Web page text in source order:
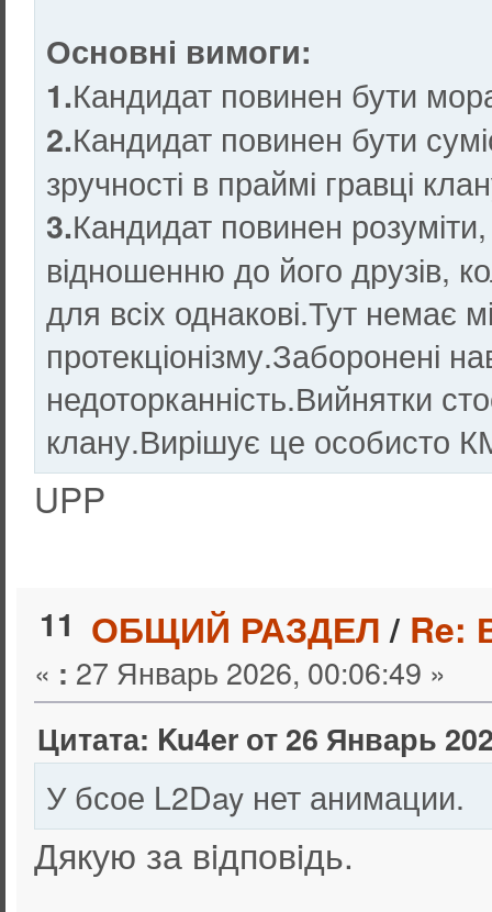
Основні вимоги:
1.Кандидат повинен бути
2.Кандидат повинен бути
зручності в праймі гравці
3.Кандидат повинен
відношенню до його друзів,
для всіх однакові.Тут немає
протекціонізму.Заборонені
недоторканність.Вийнятки
клану.Вирішує це особисто
UPP
11 ОБЩИЙ РАЗДЕЛ/ Re:
« : 27 Январь 2026, 00:06:49 »
Цитата: Ku4er от 26 Январь
У бсое L2Day нет анимации.
Дякую за вiдповiдь.